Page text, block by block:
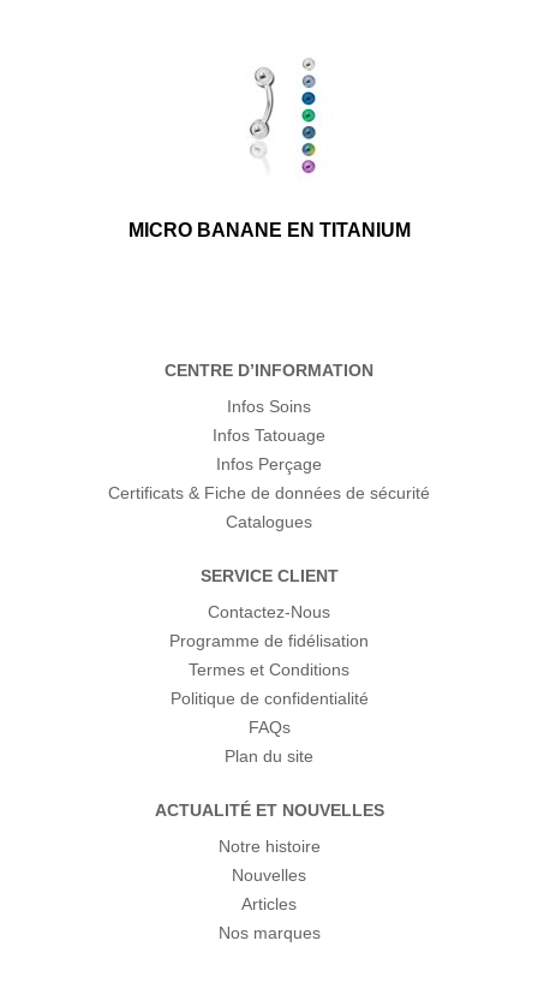
MICRO BANANE EN TITANIUM
CENTRE D’INFORMATION
Infos Soins
Infos Tatouage
Infos Perçage
Certificats & Fiche de données de sécurité
Catalogues
SERVICE CLIENT
Contactez-Nous
Programme de fidélisation
Termes et Conditions
Politique de confidentialité
FAQs
Plan du site
ACTUALITÉ ET NOUVELLES
Notre histoire
Nouvelles
Articles
Nos marques